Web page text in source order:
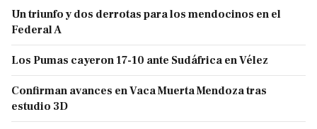
Un triunfo y dos derrotas para los mendocinos en el
Federal A
Los Pumas cayeron 17-10 ante Sudáfrica en Vélez
Confirman avances en Vaca Muerta Mendoza tras
estudio 3D